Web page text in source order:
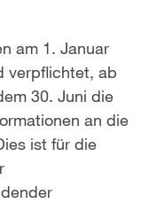
am 1. Januar
verpflichtet, ab
30. Juni die
an die
ist für die